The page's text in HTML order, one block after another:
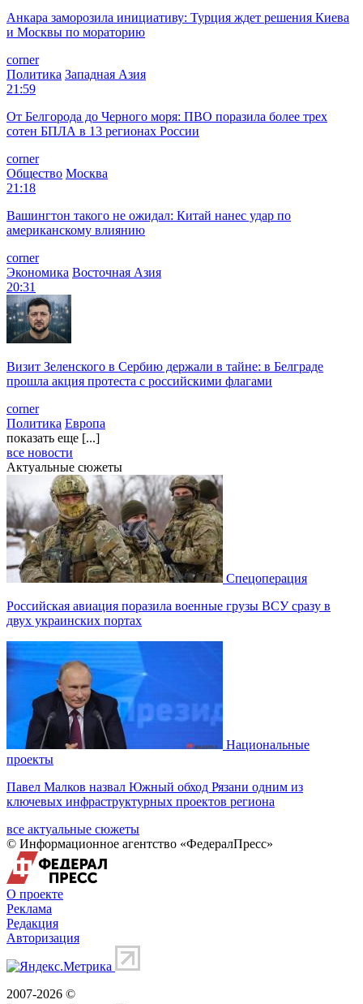
Анкара заморозила инициативу: Турция ждет решения Киева
и Москвы по мораторию
corner
Политика Западная Азия
21:59
От Белгорода до Черного моря: ПВО поразила более трех
сотен БПЛА в 13 регионах России
corner
Общество Москва
21:18
Вашингтон такого не ожидал: Китай нанес удар по
американскому влиянию
corner
Экономика Восточная Азия
20:31
Визит Зеленского в Сербию держали в тайне: в Белграде
прошла акция протеста с российскими флагами
corner
Политика Европа
показать еще [...]
все новости
Актуальные сюжеты
Спецоперация
Российская авиация поразила военные грузы ВСУ сразу в
двух украинских портах
Национальные
проекты
Павел Малков назвал Южный обход Рязани одним из
ключевых инфраструктурных проектов региона
все актуальные сюжеты
© Информационное агентство «ФедералПресс»
О проекте
Реклама
Редакция
Авторизация
2007-2026 ©